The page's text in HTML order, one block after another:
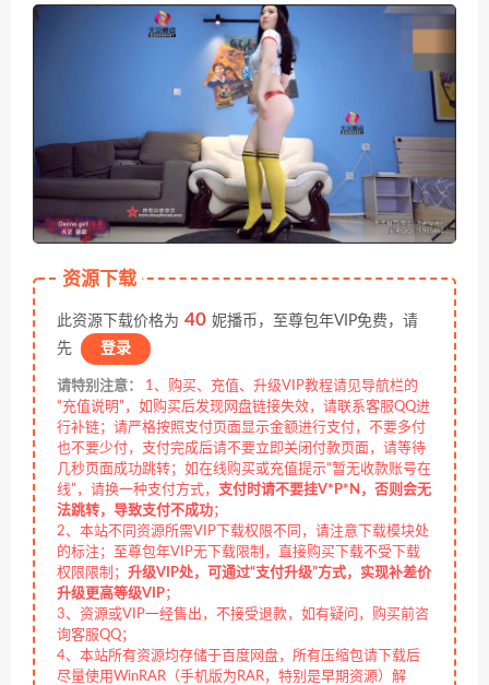
资源下载
此资源下载价格为 40 妮播币，至尊包年VIP免费，请
先
登录
请特别注意：
1、购买、充值、升级VIP教程请见导航栏的
“充值说明”，如购买后发现网盘链接失效，请联系客服QQ进
行补链；请严格按照支付页面显示金额进行支付，不要多付
也不要少付，支付完成后请不要立即关闭付款页面，请等待
几秒页面成功跳转；如在线购买或充值提示“暂无收款账号在
线”，请换一种支付方式， 支付时请不要挂V*P*N，否则会无
法跳转，导致支付不成功；
2、本站不同资源所需VIP下载权限不同，请注意下载模块处
的标注；至尊包年VIP无下载限制，直接购买下载不受下载
权限限制； 升级VIP处，可通过“支付升级”方式，实现补差价
升级更高等级VIP；
3、资源或VIP一经售出，不接受退款，如有疑问，购买前咨
询客服QQ；
4、本站所有资源均存储于百度网盘，所有压缩包请下载后
尽量使用WinRAR（手机版为RAR，特别是早期资源）解